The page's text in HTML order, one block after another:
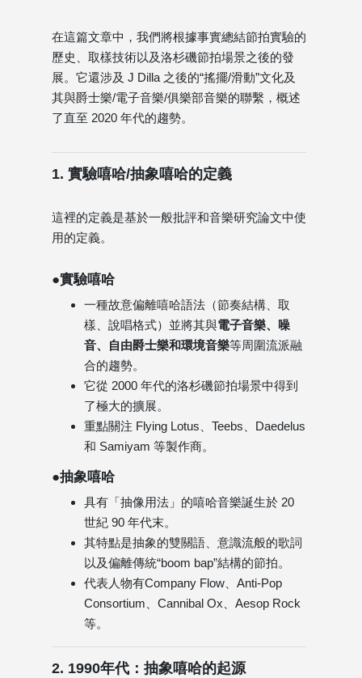
在這篇文章中，我們將根據事實總結節拍實驗的
歷史、取樣技術以及洛杉磯節拍場景之後的發
展。它還涉及 J Dilla 之後的“搖擺/滑動”文化及
其與爵士樂/電子音樂/俱樂部音樂的聯繫，概述
了直至 2020 年代的趨勢。
1. 實驗嘻哈/抽象嘻哈的定義
這裡的定義是基於一般批評和音樂研究論文中使
用的定義。
●實驗嘻哈
一種故意偏離嘻哈語法（節奏結構、取
樣、說唱格式）並將其與電子音樂、噪
音、自由爵士樂和環境音樂等周圍流派融
合的趨勢。
它從 2000 年代的洛杉磯節拍場景中得到
了極大的擴展。
重點關注 Flying Lotus、Teebs、Daedelus
和 Samiyam 等製作商。
●抽象嘻哈
具有「抽像用法」的嘻哈音樂誕生於 20
世紀 90 年代末。
其特點是抽象的雙關語、意識流般的歌詞
以及偏離傳統“boom bap”結構的節拍。
代表人物有Company Flow、Anti-Pop
Consortium、Cannibal Ox、Aesop Rock
等。
2. 1990年代：抽象嘻哈的起源